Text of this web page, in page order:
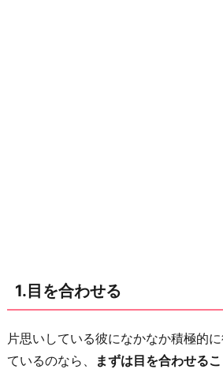
さ
を
必
1.目を合わせる
片思いしている彼になかなか積極的
ているのなら、
まずは目を合わせる